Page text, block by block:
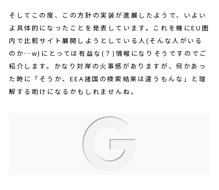
そしてこの度、この方針の実装が進展したようで、いよい
よ具体的になったことを発表しています。これを機にEU圏
内で比較サイト展開しようとしている人(そんな人がいる
のか…w)にとっては有益な(？)情報になりそうですのでご
紹介します。かなり対岸の火事感がありますが、何かあっ
た時に「そうか、EEA諸国の検索結果は違うもんな」と理
解する助けになるかもしれませんね。